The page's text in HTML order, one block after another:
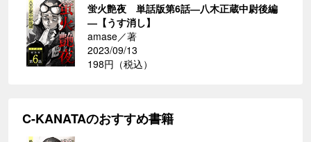
蛍火艶夜 単話版第6話―八木正蔵中尉後編
―【うす消し】
amase／著
2023/09/13
198円（税込）
C-KANATAのおすすめ書籍